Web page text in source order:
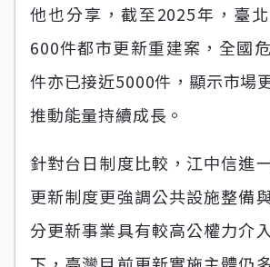
他也分享，截至2025年，臺
600件都市更新重建案，全國
件亦已接近5000件，顯示市場
推動能量持續成長。
針對台日制度比較，江中信進
更新制度更強調公共設施整備
分更新事業具有較高公權力介